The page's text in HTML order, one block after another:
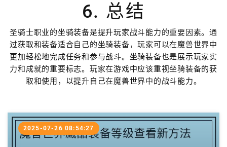
6. 总结
圣骑士职业的坐骑装备是提升玩家战斗能力的重要因素。通
过获取和装备适合自己的坐骑装备，玩家可以在魔兽世界中
更加轻松地完成任务和参与战斗。坐骑装备也是展示玩家实
力和成就的重要标志。玩家在游戏中应该重视坐骑装备的获
取和使用，以提升自己在魔兽世界中的战斗能力。
2025-07-26 08:54:27